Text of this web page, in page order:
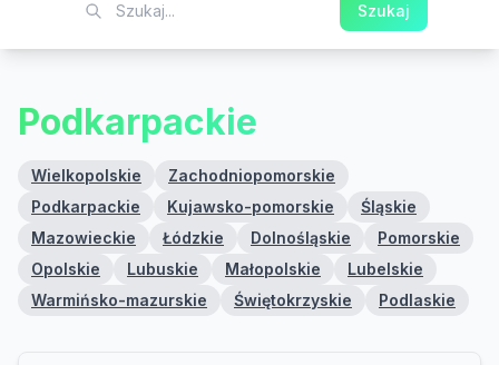
Szukaj
Podkarpackie
Wielkopolskie
Zachodniopomorskie
Podkarpackie
Kujawsko-pomorskie
Śląskie
Mazowieckie
Łódzkie Dolnośląskie
Pomorskie
Opolskie
Lubuskie Małopolskie
Lubelskie
Warmińsko-mazurskie
Świętokrzyskie Podlaskie